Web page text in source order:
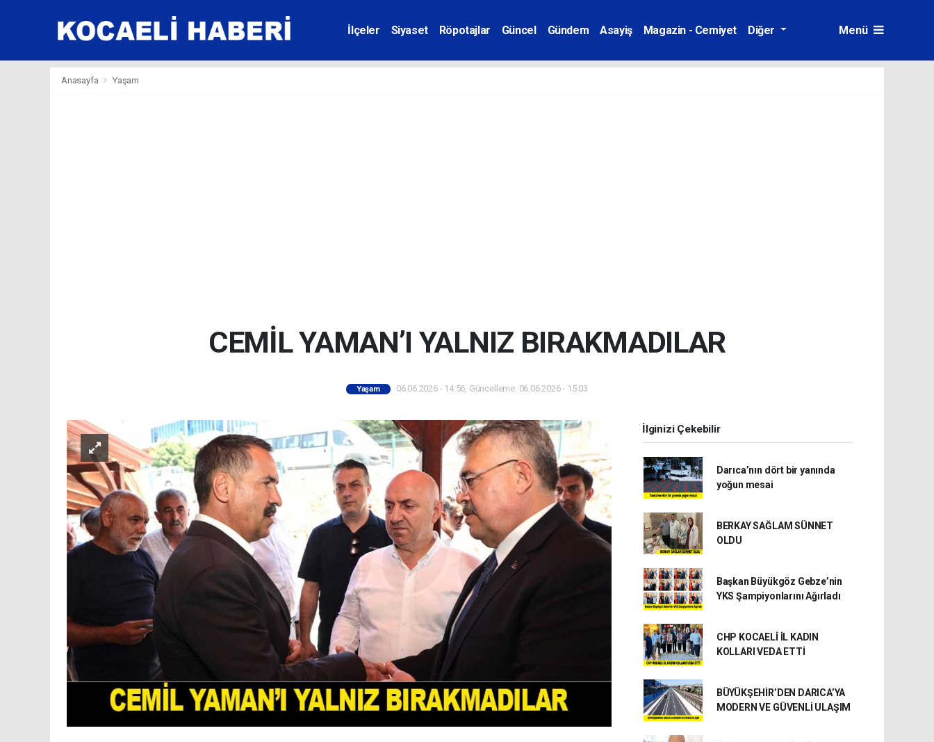
İlçeler Siyaset Röpotajlar Güncel Gündem Asayiş Magazin - Cemiyet Diğer Menü
Anasayfa Yaşam
CEMİL YAMAN’I YALNIZ BIRAKMADILAR
Yaşam 06.06.2026 - 14:56, Güncelleme: 06.06.2026 - 15:03
İlginizi Çekebilir
Darıca’nın dört bir yanında
yoğun mesai
BERKAY SAĞLAM SÜNNET
OLDU
Başkan Büyükgöz Gebze’nin
YKS Şampiyonlarını Ağırladı
CHP KOCAELİ İL KADIN
KOLLARI VEDA ETTİ
BÜYÜKŞEHİR’DEN DARICA’YA
MODERN VE GÜVENLİ ULAŞIM